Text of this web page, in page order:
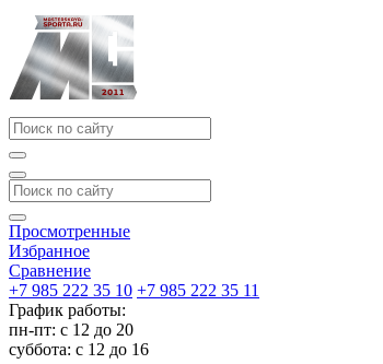
Просмотренные
Избранное
Сравнение
+7 985 222 35 10 +7 985 222 35 11
График работы:
пн-пт: с 12 до 20
суббота: c 12 до 16